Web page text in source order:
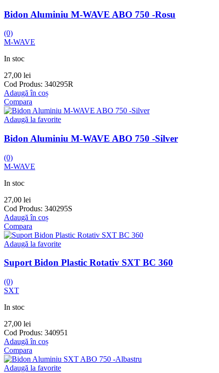
Bidon Aluminiu M-WAVE ABO 750 -Rosu
(0)
M-WAVE
In stoc
27,00 lei
Cod Produs: 340295R
Adaugă în coș
Compara
Adaugă la favorite
Bidon Aluminiu M-WAVE ABO 750 -Silver
(0)
M-WAVE
In stoc
27,00 lei
Cod Produs: 340295S
Adaugă în coș
Compara
Adaugă la favorite
Suport Bidon Plastic Rotativ SXT BC 360
(0)
SXT
In stoc
27,00 lei
Cod Produs: 340951
Adaugă în coș
Compara
Adaugă la favorite